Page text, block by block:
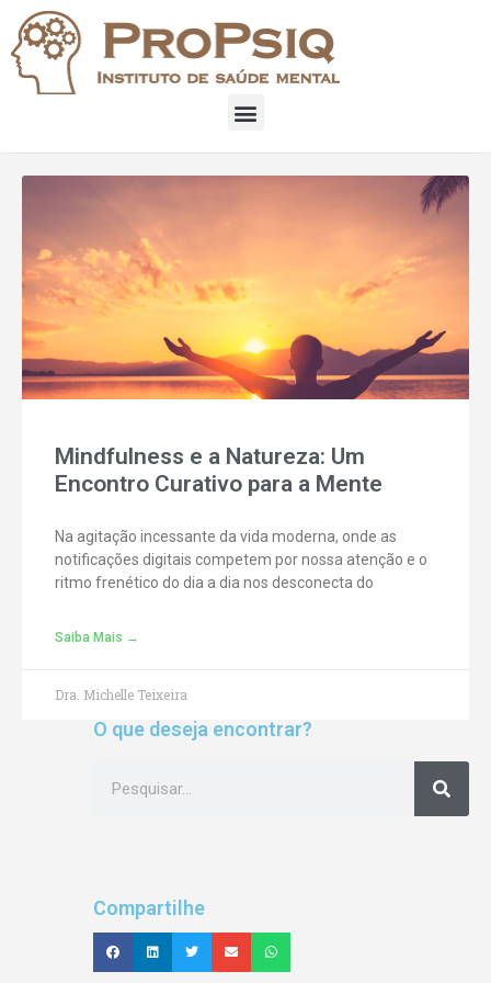
Mindfulness e a Natureza: Um
Encontro Curativo para a Mente
Na agitação incessante da vida moderna, onde as
notificações digitais competem por nossa atenção e o
ritmo frenético do dia a dia nos desconecta do
Saiba Mais →
Dra. Michelle Teixeira
O que deseja encontrar?
Compartilhe